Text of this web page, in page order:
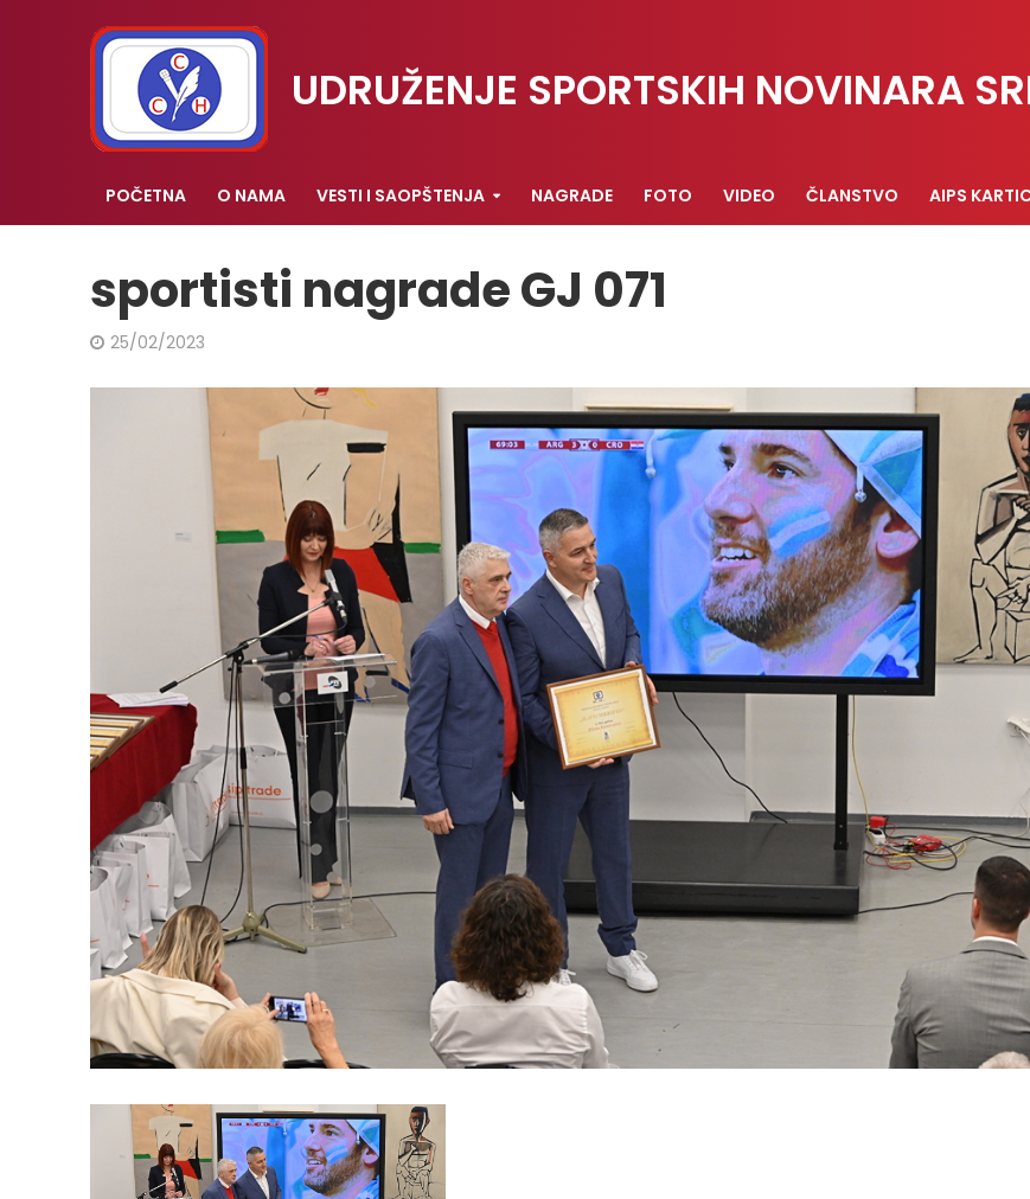
UDRUŽENJE SPORTSKIH NOVINARA
POČETNA O NAMA VESTI I SAOPŠTENJA NAGRADE FOTO VIDEO ČLANSTVO AIPS
sportisti nagrade GJ 071
25/02/2023